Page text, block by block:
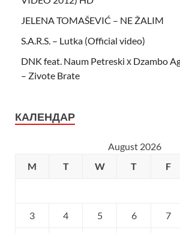
JELENA TOMAŠEVIĆ – NE ŽALIM
S.A.R.S. – Lutka (Official video)
DNK feat. Naum Petreski х Dzambo
– Zivote Brate
КАЛЕНДАР
August 2026
M
T W T F
3 4 5 6 7